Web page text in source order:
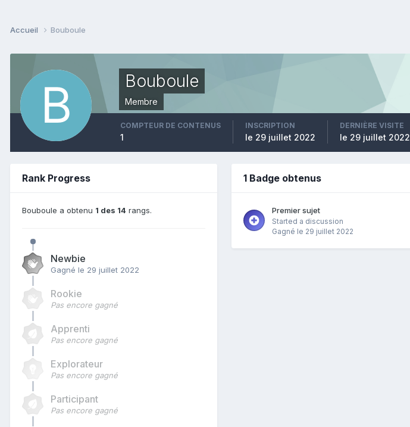
Accueil Bouboule
Bouboule
Membre
COMPTEUR DE CONTENUS
1
INSCRIPTION
le 29 juillet 2022
DERNIÈRE VISITE
le 29 juillet 2022
Rank Progress
Bouboule a obtenu 1 des 14 rangs.
Newbie
Gagné le 29 juillet 2022
Rookie
Pas encore gagné
Apprenti
Pas encore gagné
Explorateur
Pas encore gagné
Participant
Pas encore gagné
1 Badge obtenus
Premier sujet
Started a discussion
Gagné le 29 juillet 2022